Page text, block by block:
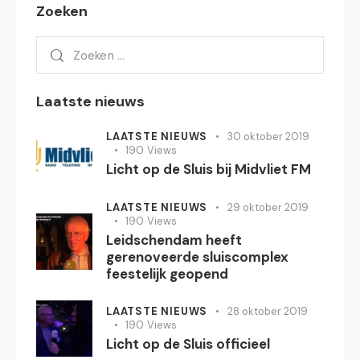
Zoeken
Zoeken
naar:
Laatste nieuws
LAATSTE NIEUWS
30 oktober 2019
190 Views
Licht op de Sluis bij Midvliet FM
LAATSTE NIEUWS
29 oktober 2019
190 Views
Leidschendam heeft
gerenoveerde sluiscomplex
feestelijk geopend
LAATSTE NIEUWS
28 oktober 2019
190 Views
Licht op de Sluis officieel